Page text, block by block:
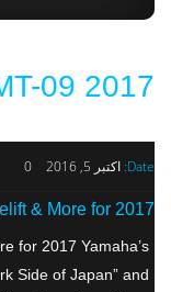
MT-09 2017
Date: اکتبر 5, 2016 0
& More for 2017
for 2017 Yamaha’s
Side of Japan” and